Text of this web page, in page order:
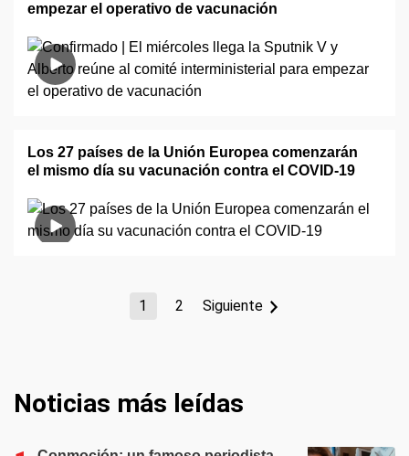
empezar el operativo de vacunación
Los 27 países de la Unión Europea comenzarán
el mismo día su vacunación contra el COVID-19
1 2 Siguiente
Noticias más leídas